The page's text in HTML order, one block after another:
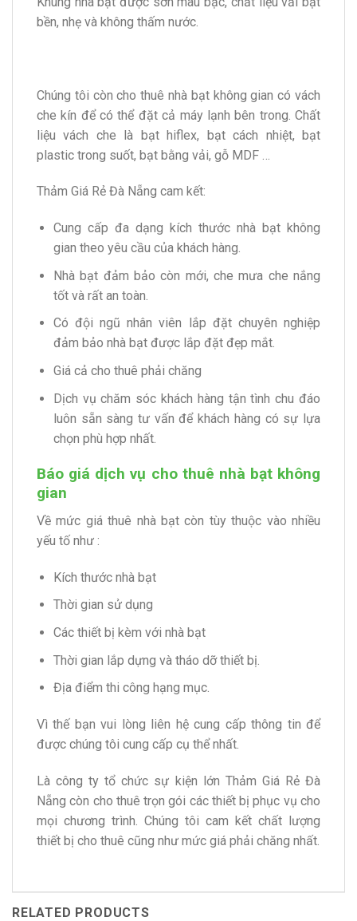
bền, nhẹ và không thấm nước.
Chúng tôi còn cho thuê nhà bạt không gian có vách
che kín để có thể đặt cả máy lạnh bên trong. Chất
liệu vách che là bạt hiflex, bạt cách nhiệt, bạt
plastic trong suốt, bạt bằng vải, gỗ MDF …
Thảm Giá Rẻ Đà Nẵng cam kết:
Cung cấp đa dạng kích thước nhà bạt không
gian theo yêu cầu của khách hàng.
Nhà bạt đảm bảo còn mới, che mưa che nắng
tốt và rất an toàn.
Có đội ngũ nhân viên lắp đặt chuyên nghiệp
đảm bảo nhà bạt được lắp đặt đẹp mắt.
Giá cả cho thuê phải chăng
Dịch vụ chăm sóc khách hàng tận tình chu đáo
luôn sẵn sàng tư vấn để khách hàng có sự lựa
chọn phù hợp nhất.
Báo giá dịch vụ cho thuê nhà bạt không
gian
Về mức giá thuê nhà bạt còn tùy thuộc vào nhiều
yếu tố như :
Kích thước nhà bạt
Thời gian sử dụng
Các thiết bị kèm với nhà bạt
Thời gian lắp dựng và tháo dỡ thiết bị.
Địa điểm thi công hạng mục.
Vì thế bạn vui lòng liên hệ cung cấp thông tin để
được chúng tôi cung cấp cụ thể nhất.
Là công ty tổ chức sự kiện lớn Thảm Giá Rẻ Đà
Nẵng còn cho thuê trọn gói các thiết bị phục vụ cho
mọi chương trình. Chúng tôi cam kết chất lượng
thiết bị cho thuê cũng như mức giá phải chăng nhất.
RELATED PRODUCTS